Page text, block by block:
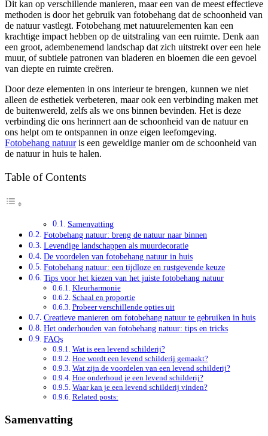
Dit kan op verschillende manieren, maar een van de meest effectieve
methoden is door het gebruik van fotobehang dat de schoonheid van
de natuur vastlegt. Fotobehang met natuurelementen kan een
krachtige impact hebben op de uitstraling van een ruimte. Denk aan
een groot, adembenemend landschap dat zich uitstrekt over een hele
muur, of subtiele patronen van bladeren en bloemen die een gevoel
van diepte en ruimte creëren.
Door deze elementen in ons interieur te brengen, kunnen we niet
alleen de esthetiek verbeteren, maar ook een verbinding maken met
de buitenwereld, zelfs als we ons binnen bevinden. Het is deze
verbinding die ons herinnert aan de schoonheid van de natuur en
ons helpt om te ontspannen in onze eigen leefomgeving.
Fotobehang natuuris een geweldige manier om de schoonheid van
de natuur in huis te halen.
Table of Contents
Samenvatting
Fotobehang natuur: breng de natuur naar binnen
Levendige landschappen als muurdecoratie
De voordelen van fotobehang natuur in huis
Fotobehang natuur: een tijdloze en rustgevende keuze
Tips voor het kiezen van het juiste fotobehang natuur
Kleurharmonie
Schaal en proportie
Probeer verschillende opties uit
Creatieve manieren om fotobehang natuur te gebruiken in huis
Het onderhouden van fotobehang natuur: tips en tricks
FAQs
Wat is een levend schilderij?
Hoe wordt een levend schilderij gemaakt?
Wat zijn de voordelen van een levend schilderij?
Hoe onderhoud je een levend schilderij?
Waar kan je een levend schilderij vinden?
Related posts:
Samenvatting